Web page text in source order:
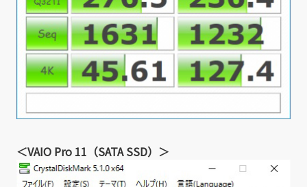
＜VAIO Pro 11（SATA SSD）＞